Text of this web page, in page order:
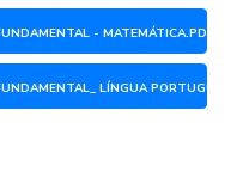
- MATEMÁTICA.PDF
LÍNGUA